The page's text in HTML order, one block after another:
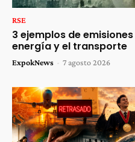
RSE
3 ejemplos de
energía y el transporte
ExpokNews - 7 agosto 2026